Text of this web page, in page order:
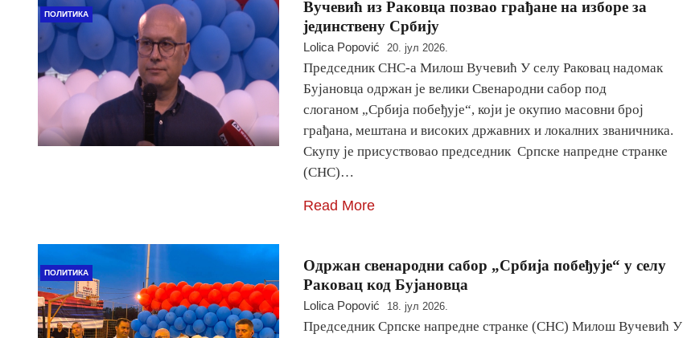
ПОЛИТИКА
Вучевић из Раковца позвао грађане на изборе за
јединствену Србију
Lolica Popović 20. јул 2026.
Председник СНС-а Милош Вучевић У селу Раковац надомак
Бујановца одржан је велики Свенародни сабор под
слоганом „Србија побеђује“, који је окупио масовни број
грађана, мештана и високих државних и локалних званичника.
Скупу је присуствовао председник Српске напредне странке
(СНС)…
Read More
ПОЛИТИКА
Одржан свенародни сабор „Србија побеђује“ у селу
Раковац код Бујановца
Lolica Popović 18. јул 2026.
Председник Српске напредне странке (СНС) Милош Вучевић У